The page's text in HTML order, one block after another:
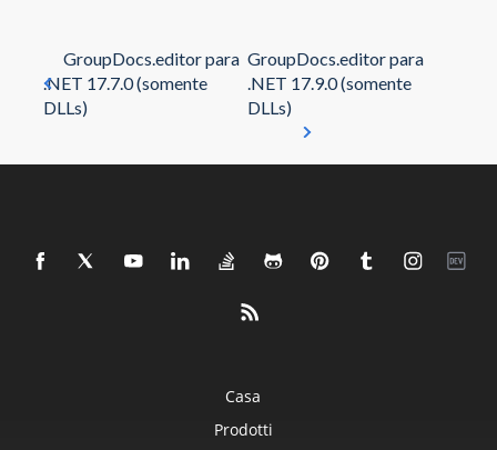
GroupDocs.editor para
.NET 17.7.0 (somente
DLLs)
GroupDocs.editor para
.NET 17.9.0 (somente
DLLs)
Casa
Prodotti